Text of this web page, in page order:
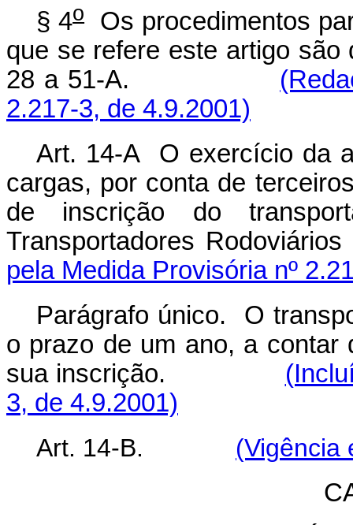
§ 4oOs procedimentos
que se refere este artigo
28 a 51-A.
2.217-3, de 4.9.2001)
Art. 14-A O exercício da
cargas, por conta de
de inscrição do
Transportadores
pela Medida Provisória nº
Parágrafo único. O
o prazo de um ano, a contar
sua inscrição.
3, de 4.9.2001)
Art. 14-B.
(Vigência